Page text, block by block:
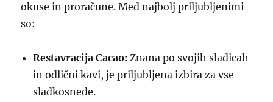
okuse in proračune. Med najbolj priljubljenimi
so:
Restavracija Cacao: Znana po svojih sladicah
in odlični kavi, je priljubljena izbira za vse
sladkosnede.